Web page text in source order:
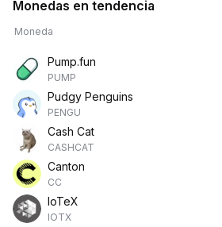
Monedas en tendencia
Moneda
Pump.fun
PUMP
Pudgy Penguins
PENGU
Cash Cat
CASHCAT
Canton
CC
IoTeX
IOTX